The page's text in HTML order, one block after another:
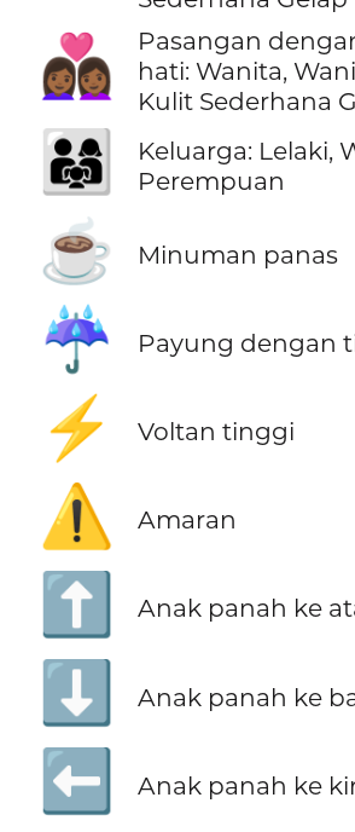
👩🏾‍❤️‍👩🏾
Pasangan
hati: Wanita,
Kulit Sederhana
👨‍👩‍👧
Keluarga: Lelaki,
Perempuan
☕ Minuman panas
☔ Payung dengan
⚡ Voltan tinggi
⚠️ Amaran
⬆️ Anak panah ke
⬇️ Anak panah ke
⬅️ Anak panah ke